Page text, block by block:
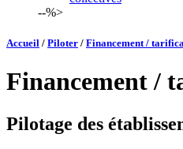
--%>
Accueil / Piloter / Financement /
Financement /
Pilotage des